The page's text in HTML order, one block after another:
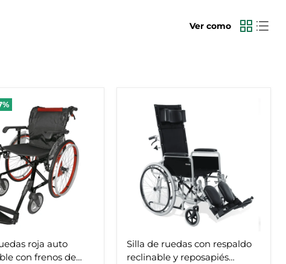
Ver como
%
roja auto
con frenos de
ruedas
respaldo
reclinable
reposapiés
elevables
con
tapizado
Silla de ruedas con respaldo
reclinable y reposapiés